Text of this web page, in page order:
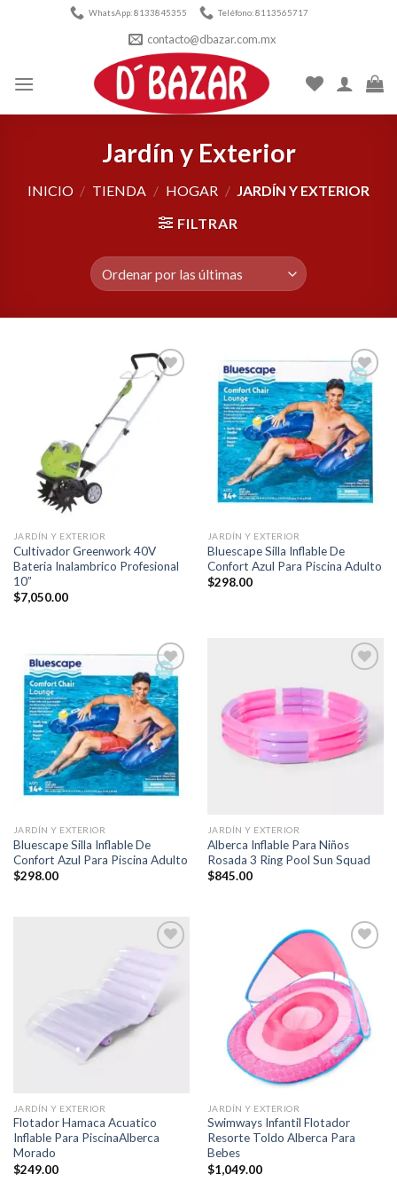
WhatsApp: 8133845355 Teléfono: 8113565717
contacto@dbazar.com.mx
Jardín y Exterior
INICIO / TIENDA / HOGAR / JARDÍN Y EXTERIOR
FILTRAR
Añadir
JARDÍN Y EXTERIOR
Cultivador Greenwork 40V
Bateria Inalambrico Profesional
10”
$7,050.00
Añadir
a la
lista de
deseos
JARDÍN Y EXTERIOR
Bluescape Silla Inflable De
Confort Azul Para Piscina Adulto
$298.00
Añadir
a la
lista de
deseos
JARDÍN Y EXTERIOR
Bluescape Silla Inflable De
Confort Azul Para Piscina Adulto
$298.00
a la
lista de
deseos
JARDÍN Y EXTERIOR
Alberca Inflable Para Niños
Rosada 3 Ring Pool Sun Squad
$845.00
deseos
JARDÍN Y EXTERIOR
Flotador Hamaca Acuatico
Inflable Para PiscinaAlberca
Morado
$249.00
Añadir
lista de
deseos
JARDÍN Y EXTERIOR
Swimways Infantil Flotador
Resorte Toldo Alberca Para
Bebes
$1,049.00